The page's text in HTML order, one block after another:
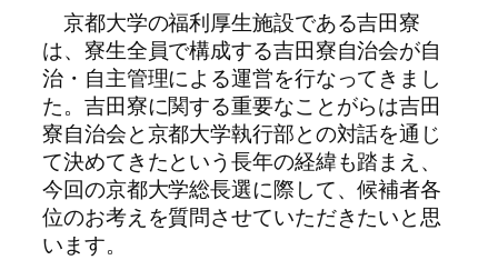
京都大学の福利厚生施設である吉田寮
は、寮生全員で構成する吉田寮自治会が自
治・自主管理による運営を行なってきまし
た。吉田寮に関する重要なことがらは吉田
寮自治会と京都大学執行部との対話を通じ
て決めてきたという長年の経緯も踏まえ、
今回の京都大学総長選に際して、候補者各
位のお考えを質問させていただきたいと思
います。